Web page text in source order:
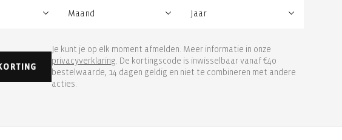
Je kunt je op elk moment afmelden. Meer informatie in onze
privacyverklaring. De kortingscode is inwisselbaar vanaf €40
bestelwaarde, 14 dagen geldig en niet te combineren met andere
acties.